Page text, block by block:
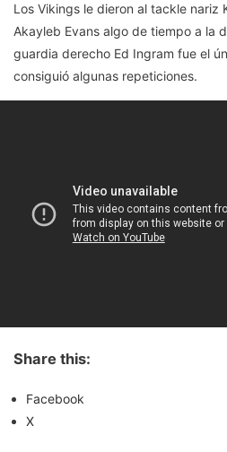
Los Vikings le dieron al tackle nariz
Akayleb Evans algo de tiempo a la
guardia derecho Ed Ingram fue el
consiguió algunas repeticiones.
Share this:
Facebook
X